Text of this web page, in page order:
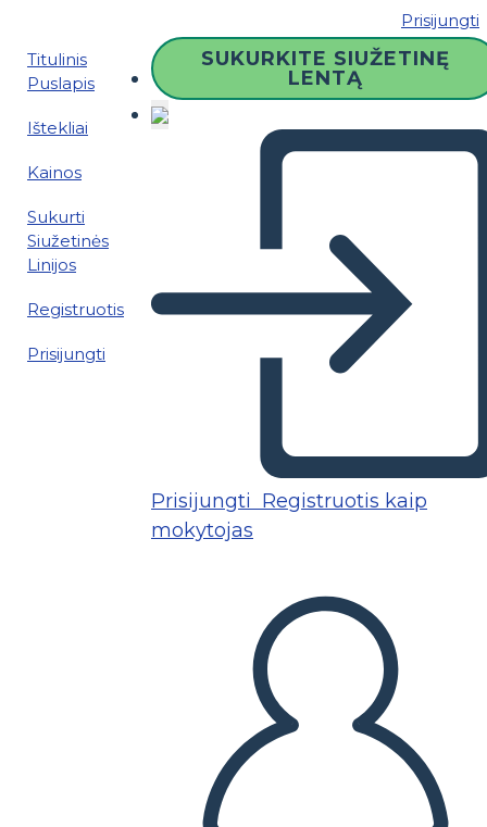
Prisijungti
Titulinis
Puslapis
Ištekliai
Kainos
Sukurti
Siužetinės
Linijos
Registruotis
Prisijungti
SUKURKITE SIUŽETINĘ
LENTĄ
Prisijungti Registruotis kaip
mokytojas